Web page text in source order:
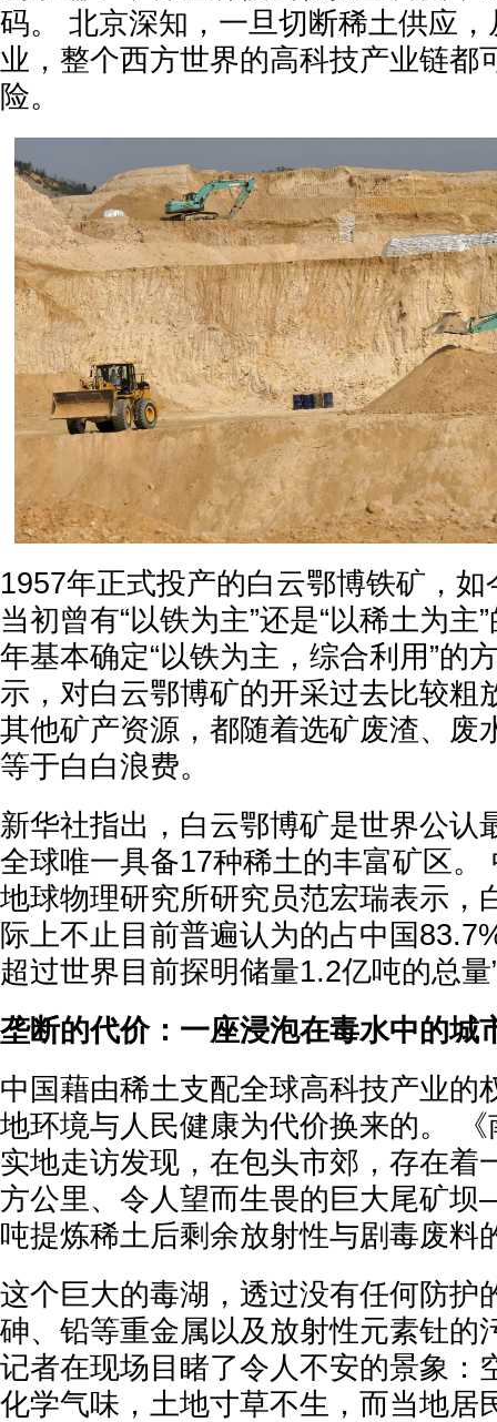
码。 北京深知，一旦切断稀土供应
业，整个西方世界的高科技产业链都
险。
1957年正式投产的白云鄂博铁矿，
当初曾有“以铁为主”还是“以稀土为主
年基本确定“以铁为主，综合利用”的
示，对白云鄂博矿的开采过去比较粗
其他矿产资源，都随着选矿废渣、废
等于白白浪费。
新华社指出，白云鄂博矿是世界公认
全球唯一具备17种稀土的丰富矿区。
地球物理研究所研究员范宏瑞表示，
际上不止目前普遍认为的占中国
超过世界目前探明储量1.2亿吨的总量
垄断的代价：一座浸泡在毒水中的城
中国藉由稀土支配全球高科技产业的
地环境与人民健康为代价换来的。
实地走访发现，在包头市郊，存在着
方公里、令人望而生畏的巨大尾矿
吨提炼稀土后剩余放射性与剧毒废料
这个巨大的毒湖，透过没有任何防护
砷、铅等重金属以及放射性元素钍的
记者在现场目睹了令人不安的景象：
化学气味，土地寸草不生，而当地居